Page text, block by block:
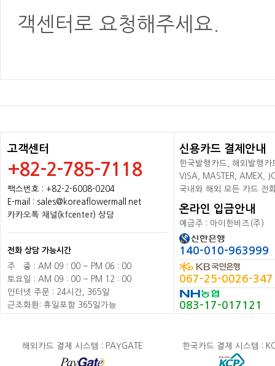
객센터로 요청해주세요.
고객센터
+82-2-785-7118
팩스번호 : +82-2-6008-0204
E-mail : sales@koreaflowermall.net
카카오톡 채널(kfcenter) 상담
전화 상담 가능시간
주
중 : AM 09 : 00 ~ PM 06 : 00
토요일 : AM 09 : 00 ~ PM 12 : 00
인터넷 주문 : 24시간, 365일
근조화환: 휴일포함 365일가능
신용카드 결제안내
한국발행카드, 해외발행
VISA, MASTER, AMEX,
국내와 해외 모든 카드 전
온라인 입금안내
예금주 : 아이한비즈(주)
140-010-963999
067-25-0026-347
083-17-017121
해외카드 결제 시스템 : PAYGATE 한국카드 결제 시스템 :